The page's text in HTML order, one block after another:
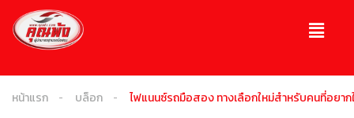
หน้าแรก บล็อก ไฟแนนซ์รถมือสอง ทางเลือกใหม่สำหรับคนที่อยา